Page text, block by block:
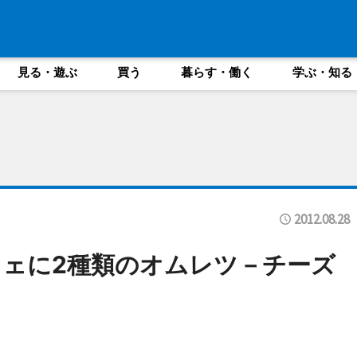
見る・遊ぶ 買う 暮らす・働く 学ぶ・知る
2012.08.28
に2種類のオムレツ－チーズ